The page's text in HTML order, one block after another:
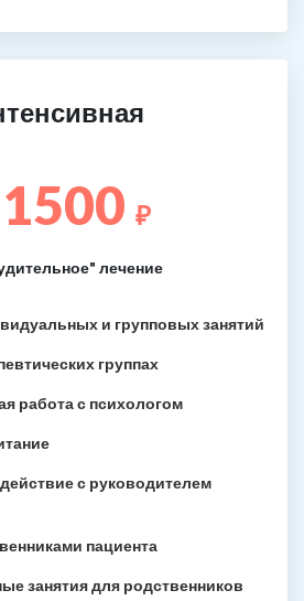
1500 ₽
лечение
и групповых занятий
группах
работа с психологом
с руководителем
пациента
занятия для родственников